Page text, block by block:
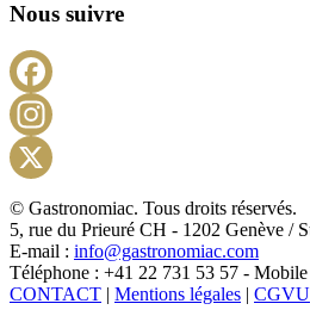
Nous suivre
X
© Gastronomiac. Tous droits réservés.
5, rue du Prieuré CH - 1202 Genève /
E-mail : info@gastronomiac.com
Téléphone : +41 22 731 53 57 -
CONTACT | Mentions légales | CGVU